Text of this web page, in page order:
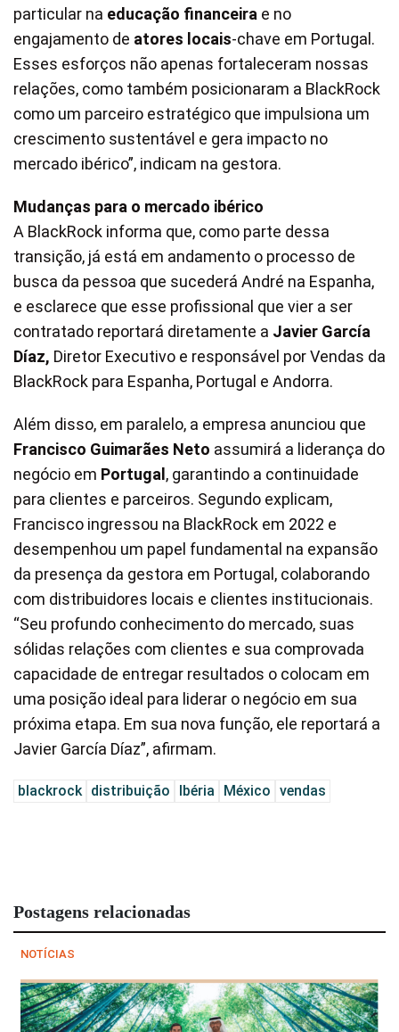
particular na educação financeira e no
engajamento de atores locais-chave em Portugal.
Esses esforços não apenas fortaleceram nossas
relações, como também posicionaram a BlackRock
como um parceiro estratégico que impulsiona um
crescimento sustentável e gera impacto no
mercado ibérico”, indicam na gestora.
Mudanças para o mercado ibérico
A BlackRock informa que, como parte dessa
transição, já está em andamento o processo de
busca da pessoa que sucederá André na Espanha,
e esclarece que esse profissional que vier a ser
contratado reportará diretamente a Javier García
Díaz, Diretor Executivo e responsável por Vendas da
BlackRock para Espanha, Portugal e Andorra.
Além disso, em paralelo, a empresa anunciou que
Francisco Guimarães Neto assumirá a liderança do
negócio em Portugal , garantindo a continuidade
para clientes e parceiros. Segundo explicam,
Francisco ingressou na BlackRock em 2022 e
desempenhou um papel fundamental na expansão
da presença da gestora em Portugal, colaborando
com distribuidores locais e clientes institucionais.
“Seu profundo conhecimento do mercado, suas
sólidas relações com clientes e sua comprovada
capacidade de entregar resultados o colocam em
uma posição ideal para liderar o negócio em sua
próxima etapa. Em sua nova função, ele reportará a
Javier García Díaz”, afirmam.
blackrock distribuição Ibéria México vendas
Postagens relacionadas
NOTÍCIAS